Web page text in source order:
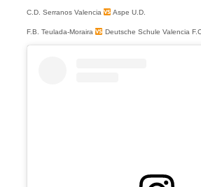
C.D. Serranos Valencia Aspe U.D.
F.B. Teulada-Moraira Deutsche Schule Valencia